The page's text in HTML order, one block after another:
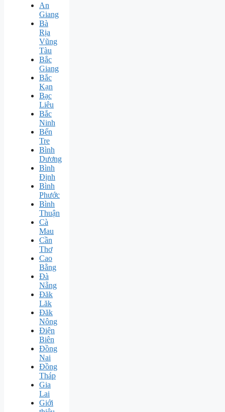
An
Giang
Bà
Rịa
Vũng
Tàu
Bắc
Giang
Bắc
Kạn
Bạc
Liêu
Bắc
Ninh
Bến
Tre
Bình
Dương
Bình
Định
Bình
Phước
Bình
Thuận
Cà
Mau
Cần
Thơ
Cao
Bằng
Đà
Nẵng
Đăk
Lăk
Đăk
Nông
Điện
Biên
Đồng
Nai
Đồng
Tháp
Gia
Lai
Giới